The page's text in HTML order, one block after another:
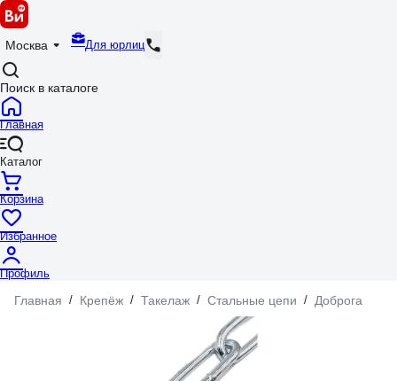
Москва Для юрлиц
Поиск в каталоге
Главная
Каталог
Корзина
Избранное
Профиль
Главная / Крепёж / Такелаж / Стальные цепи / Доброга